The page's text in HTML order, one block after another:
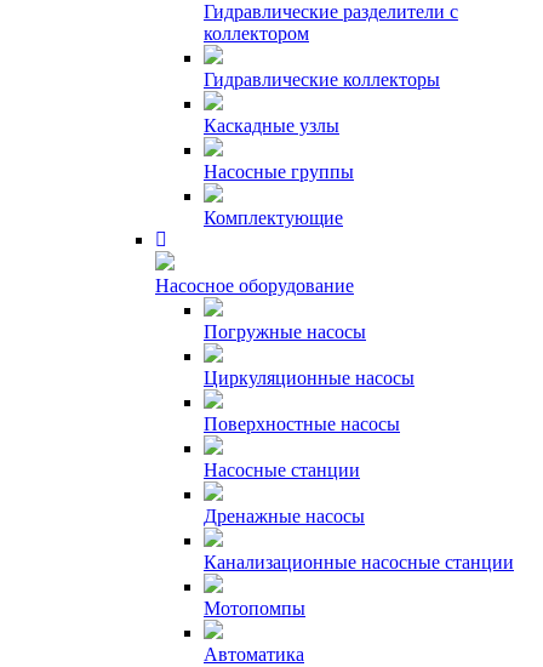
Гидравлические разделители с
коллектором
Гидравлические коллекторы
Каскадные узлы
Насосные группы
Комплектующие
Насосное оборудование
Погружные насосы
Циркуляционные насосы
Поверхностные насосы
Насосные станции
Дренажные насосы
Канализационные насосные станции
Мотопомпы
Автоматика